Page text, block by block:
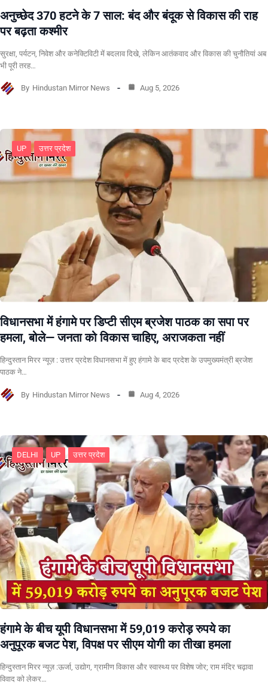
अनुच्छेद 370 हटने के 7 साल: बंद और बंदूक से विकास की राह
पर बढ़ता कश्मीर
सुरक्षा, पर्यटन, निवेश और कनेक्टिविटी में बदलाव दिखे, लेकिन आतंकवाद और विकास की चुनौतियां अब
भी पूरी तरह…
By Hindustan Mirror News Aug 5, 2026
UP उत्तर प्रदेश
विधानसभा में हंगामे पर डिप्टी सीएम ब्रजेश पाठक का सपा पर
हमला, बोले— जनता को विकास चाहिए, अराजकता नहीं
हिन्दुस्तान मिरर न्यूज़ : उत्तर प्रदेश विधानसभा में हुए हंगामे के बाद प्रदेश के उपमुख्यमंत्री ब्रजेश
पाठक ने…
By Hindustan Mirror News Aug 4, 2026
DELHI UP उत्तर प्रदेश
हंगामे के बीच यूपी विधानसभा में 59,019 करोड़ रुपये का
अनुपूरक बजट पेश, विपक्ष पर सीएम योगी का तीखा हमला
हिन्दुस्तान मिरर न्यूज़ :ऊर्जा, उद्योग, ग्रामीण विकास और स्वास्थ्य पर विशेष जोर; राम मंदिर चढ़ावा
विवाद को लेकर…